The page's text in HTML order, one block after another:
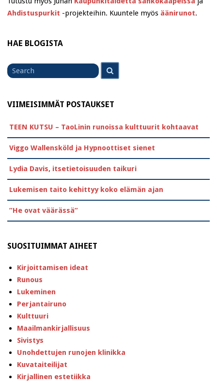
Ahdistuspurkit -projekteihin. Kuuntele myös äänirunot.
HAE BLOGISTA
Search
for
VIIMEISIMMÄT POSTAUKSET
TEEN KUTSU – TaoLinin runoissa kulttuurit kohtaavat
Viggo Wallensköld ja Hypnoottiset sienet
Lydia Davis, itsetietoisuuden taikuri
Lukemisen taito kehittyy koko elämän ajan
”He ovat väärässä”
SUOSITUIMMAT AIHEET
Kirjoittamisen ideat
Runous
Lukeminen
Perjantairuno
Kulttuuri
Maailmankirjallisuus
Sivistys
Unohdettujen runojen klinikka
Kuvataiteilijat
Kirjallinen estetiikka